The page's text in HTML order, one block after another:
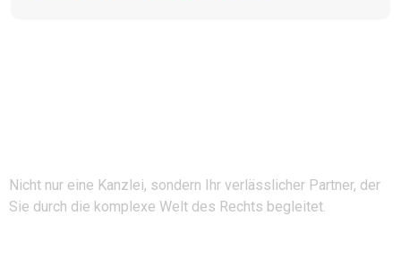
Nicht nur eine Kanzlei, sondern Ihr verlässlicher Partner, der
Sie durch die komplexe Welt des Rechts begleitet.